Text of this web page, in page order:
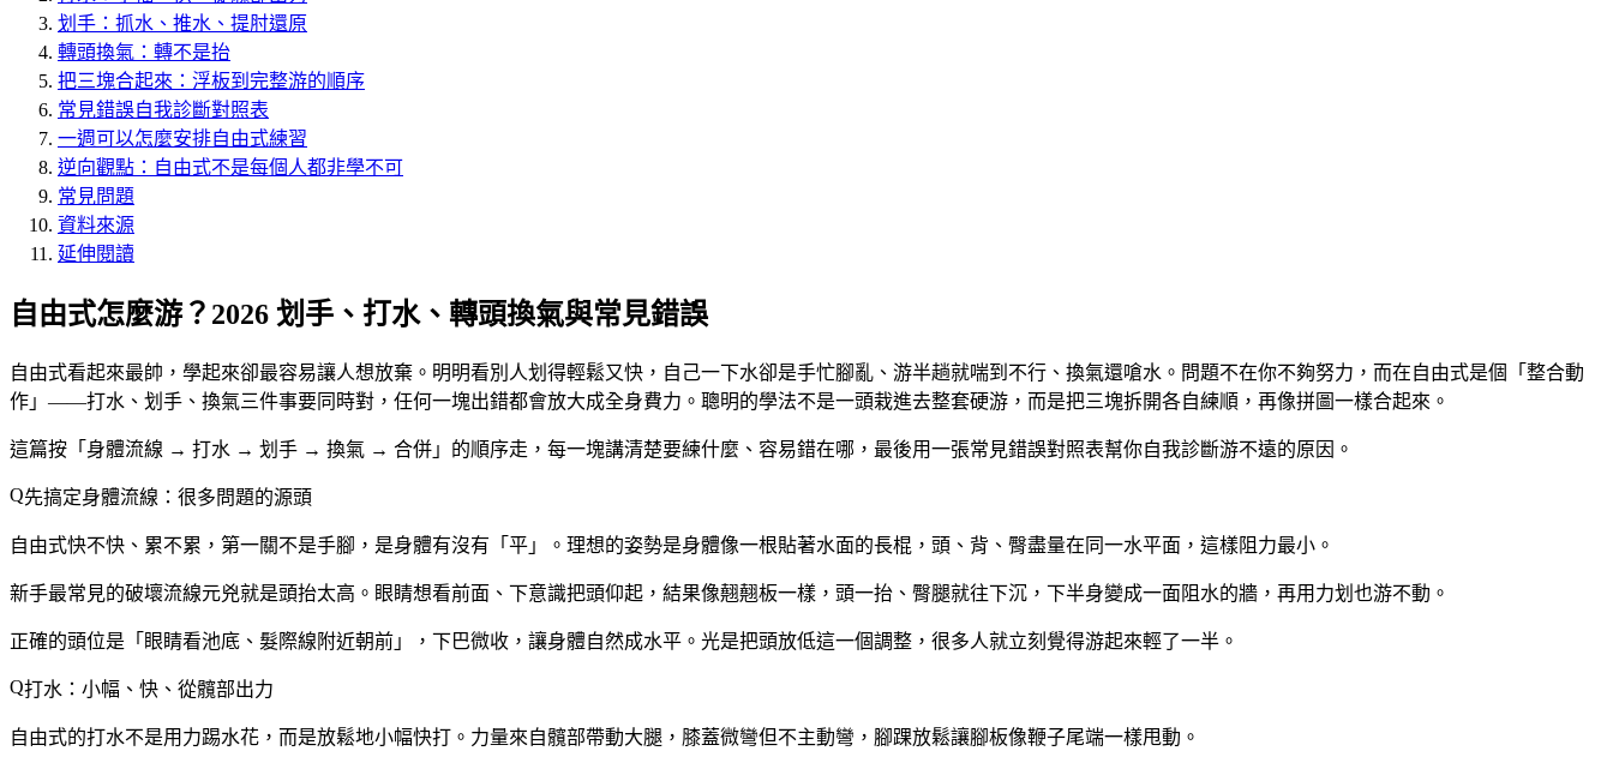
划手：抓水、推水、提肘還原
轉頭換氣：轉不是抬
把三塊合起來：浮板到完整游的順序
常見錯誤自我診斷對照表
一週可以怎麼安排自由式練習
逆向觀點：自由式不是每個人都非學不可
常見問題
資料來源
延伸閱讀
自由式怎麼游？2026 划手、打水、轉頭換氣與常見錯誤
自由式看起來最帥，學起來卻最容易讓人想放棄。明明看別人划得輕鬆又快，自己一下水卻是手忙腳亂、游半趟就喘到不行、換氣還嗆水。問題不在你不夠努力，而在自由式是個「整合動
作」——打水、划手、換氣三件事要同時對，任何一塊出錯都會放大成全身費力。聰明的學法不是一頭栽進去整套硬游，而是把三塊拆開各自練順，再像拼圖一樣合起來。
這篇按「身體流線 → 打水 → 划手 → 換氣 → 合併」的順序走，每一塊講清楚要練什麼、容易錯在哪，最後用一張常見錯誤對照表幫你自我診斷游不遠的原因。
先搞定身體流線：很多問題的源頭
自由式快不快、累不累，第一關不是手腳，是身體有沒有「平」。理想的姿勢是身體像一根貼著水面的長棍，頭、背、臀盡量在同一水平面，這樣阻力最小。
新手最常見的破壞流線元兇就是頭抬太高 。眼睛想看前面、下意識把頭仰起，結果像翹翹板一樣，頭一抬、臀腿就往下沉，下半身變成一面阻水的牆，再用力划也游不動。
正確的頭位是「 眼睛看池底、髮際線附近朝前 」，下巴微收，讓身體自然成水平。光是把頭放低這一個調整，很多人就立刻覺得游起來輕了一半。
打水：小幅、快、從髖部出力
自由式的打水不是用力踢水花，而是放鬆地小幅快打。力量來自髖部帶動大腿，膝蓋微彎但不主動彎，腳踝放鬆讓腳板像鞭子尾端一樣甩動。